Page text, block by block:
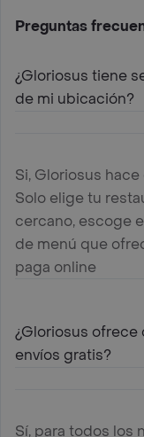
Preguntas
¿Gloriosus tiene
de mi ubicación?
Si, Gloriosus
Solo elige tu
cercano, escoge
de menú que
paga online
¿Gloriosus ofrece
envíos gratis?
Sí, para todos los